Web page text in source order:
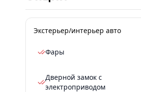
Экстерьер/интерьер авто
Фары
Дверной замок с
электроприводом